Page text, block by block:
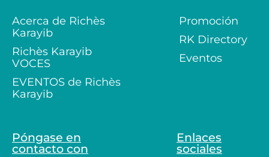
Acerca de Richès
Karayib
Richès Karayib
VOCES
EVENTOS de Richès
Karayib
Promoción
RK Directory
Eventos
Póngase en
contacto con
Enlaces
sociales